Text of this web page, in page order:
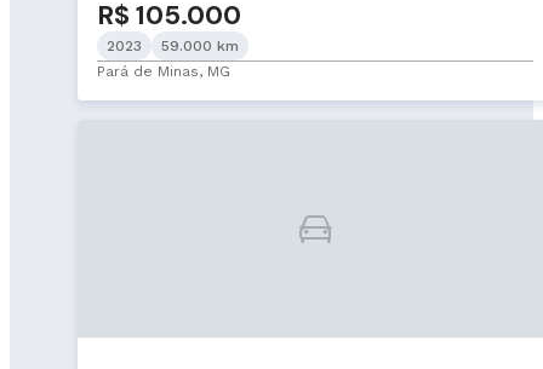
R$ 105.000
2023
59.000 km
Pará de Minas, MG